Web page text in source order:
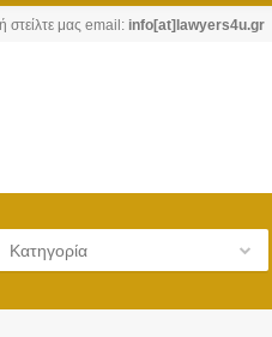
ή στείλτε μας email: info[at]lawyers4u.gr
Κατηγορία